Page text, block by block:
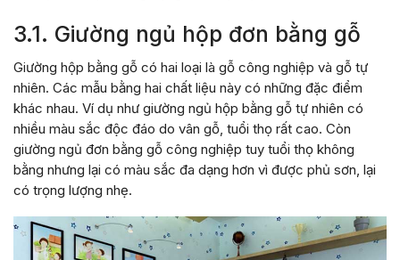
3.1. Giường ngủ hộp đơn bằng gỗ
Giường hộp bằng gỗ có hai loại là gỗ công nghiệp và gỗ tự
nhiên. Các mẫu bằng hai chất liệu này có những đặc điểm
khác nhau. Ví dụ như giường ngủ hộp bằng gỗ tự nhiên có
nhiều màu sắc độc đáo do vân gỗ, tuổi thọ rất cao. Còn
giường ngủ đơn bằng gỗ công nghiệp tuy tuổi thọ không
bằng nhưng lại có màu sắc đa dạng hơn vì được phủ sơn, lại
có trọng lượng nhẹ.